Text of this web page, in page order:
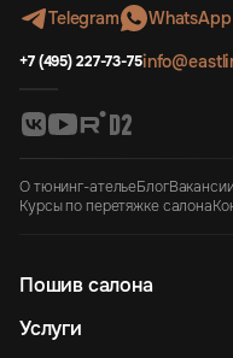
Telegram WhatsApp
+7 (495) 227-73-75
О тюнинг-ательеБлог
Курсы по перетяжке салона
Пошив салона
Услуги